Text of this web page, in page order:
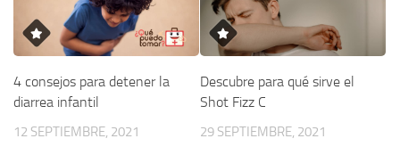
4 consejos para detener la
diarrea infantil
12 SEPTIEMBRE, 2021
Descubre para qué sirve el
Shot Fizz C
29 SEPTIEMBRE, 2021